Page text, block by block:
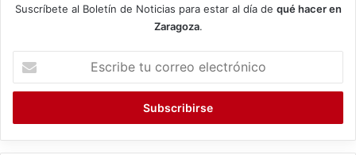
Suscríbete al Boletín de Noticias para estar al día de qué hacer en
Zaragoza.
c
i
b